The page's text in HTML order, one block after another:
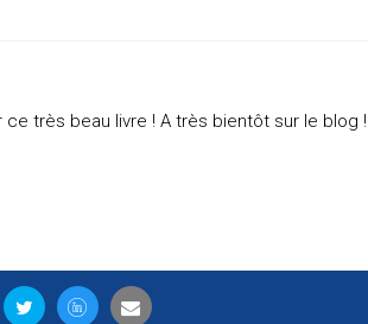
très beau livre ! A très bientôt sur le blog !